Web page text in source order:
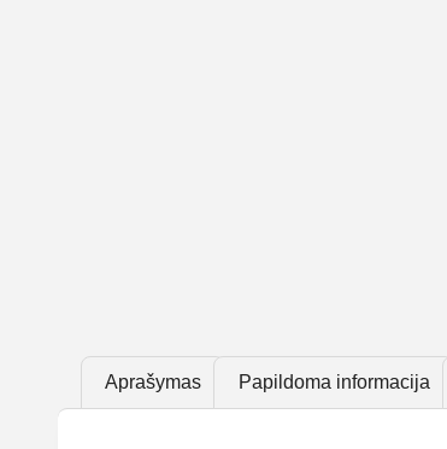
Aprašymas Papildoma informacija